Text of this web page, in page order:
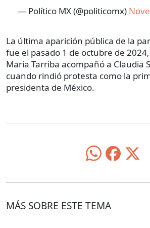
— Político MX (@politicomx)
La última aparición pública de la
fue el pasado 1 de octubre de
María Tarriba acompañó a Claudia
cuando rindió protesta como la
presidenta de México.
MÁS SOBRE ESTE TEMA